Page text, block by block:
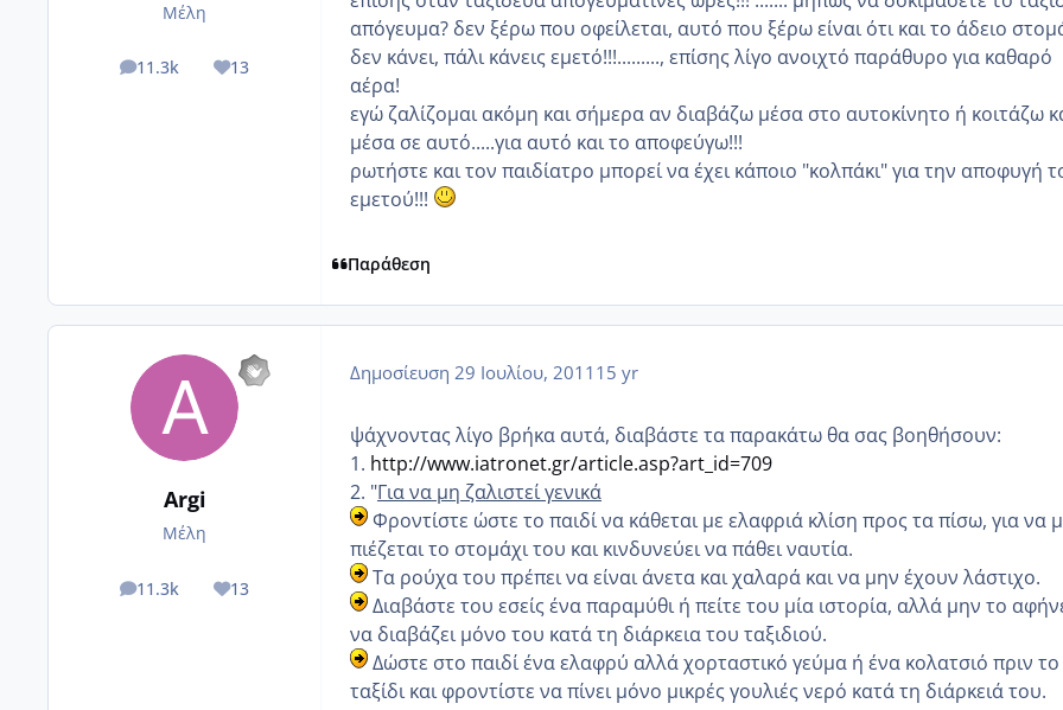
Μέλη
11.3k
posts 13
Reputation
απόγευμα? δεν ξέρω που οφείλεται, αυτό που ξέρω είναι ότι και το άδειο
δεν κάνει, πάλι κάνεις εμετό!!!........., επίσης λίγο ανοιχτό παράθυρο για καθαρό
αέρα!
εγώ ζαλίζομαι ακόμη και σήμερα αν διαβάζω μέσα στο αυτοκίνητο ή κοιτάζω
μέσα σε αυτό.....για αυτό και το αποφεύγω!!!
ρωτήστε και τον παιδίατρο μπορεί να έχει κάποιο "κολπάκι" για την αποφυγή
εμετού!!!
Παράθεση
Argi
Μέλη
11.3k
posts 13
Reputation
Δημοσίευση 29 Ιουλίου, 2011 15 yr
ψάχνοντας λίγο βρήκα αυτά, διαβάστε τα παρακάτω θα σας βοηθήσουν:
1. http://www.iatronet.gr/article.asp?art_id=709
2. "Για να μη ζαλιστεί γενικά
Φροντίστε ώστε το παιδί να κάθεται με ελαφριά κλίση προς τα πίσω, για να
πιέζεται το στομάχι του και κινδυνεύει να πάθει ναυτία.
Τα ρούχα του πρέπει να είναι άνετα και χαλαρά και να μην έχουν λάστιχο.
Διαβάστε του εσείς ένα παραμύθι ή πείτε του μία ιστορία, αλλά μην το
να διαβάζει μόνο του κατά τη διάρκεια του ταξιδιού.
Δώστε στο παιδί ένα ελαφρύ αλλά χορταστικό γεύμα ή ένα κολατσιό πριν το
ταξίδι και φροντίστε να πίνει μόνο μικρές γουλιές νερό κατά τη διάρκειά του.